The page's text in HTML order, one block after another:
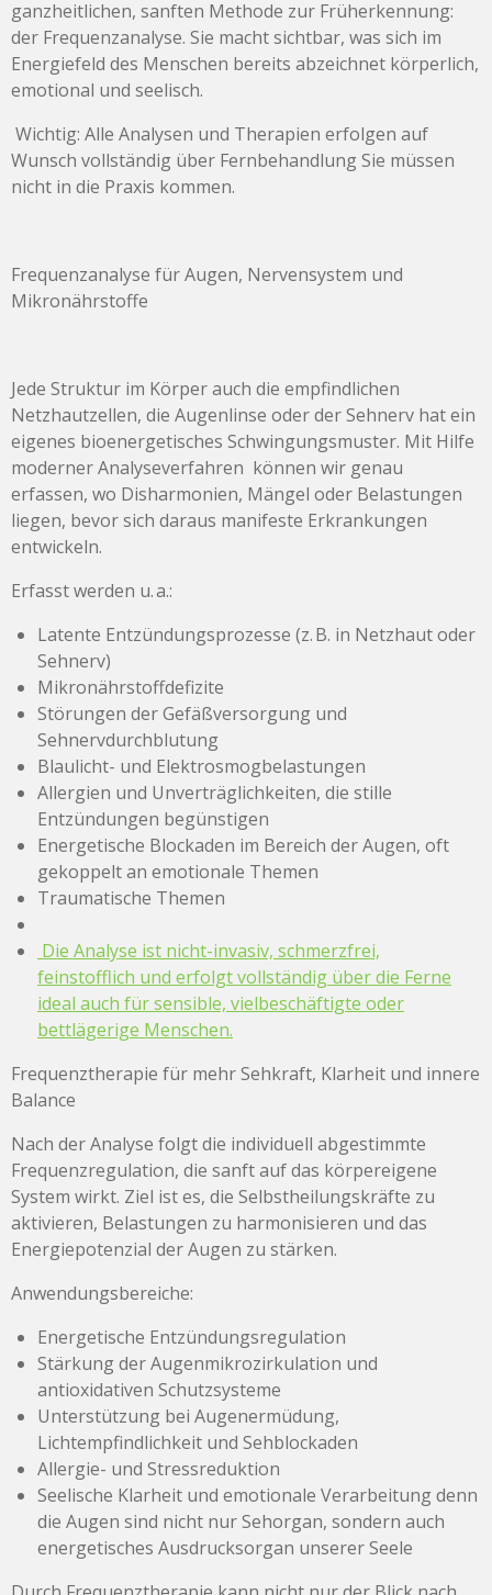
ganzheitlichen, sanften Methode zur Früherkennung:
der Frequenzanalyse. Sie macht sichtbar, was sich im
Energiefeld des Menschen bereits abzeichnet körperlich,
emotional und seelisch.
Wichtig: Alle Analysen und Therapien erfolgen auf
Wunsch vollständig über Fernbehandlung Sie müssen
nicht in die Praxis kommen.
Frequenzanalyse für Augen, Nervensystem und
Mikronährstoffe
Jede Struktur im Körper auch die empfindlichen
Netzhautzellen, die Augenlinse oder der Sehnerv hat ein
eigenes bioenergetisches Schwingungsmuster. Mit Hilfe
moderner Analyseverfahren können wir genau
erfassen, wo Disharmonien, Mängel oder Belastungen
liegen, bevor sich daraus manifeste Erkrankungen
entwickeln.
Erfasst werden u. a.:
Latente Entzündungsprozesse (z. B. in Netzhaut oder
Sehnerv)
Mikronährstoffdefizite
Störungen der Gefäßversorgung und
Sehnervdurchblutung
Blaulicht- und Elektrosmogbelastungen
Allergien und Unverträglichkeiten, die stille
Entzündungen begünstigen
Energetische Blockaden im Bereich der Augen, oft
gekoppelt an emotionale Themen
Traumatische Themen
Die Analyse ist nicht-invasiv, schmerzfrei,
feinstofflich und erfolgt vollständig über die Ferne
ideal auch für sensible, vielbeschäftigte oder
bettlägerige Menschen.
Frequenztherapie für mehr Sehkraft, Klarheit und innere
Balance
Nach der Analyse folgt die individuell abgestimmte
Frequenzregulation, die sanft auf das körpereigene
System wirkt. Ziel ist es, die Selbstheilungskräfte zu
aktivieren, Belastungen zu harmonisieren und das
Energiepotenzial der Augen zu stärken.
Anwendungsbereiche:
Energetische Entzündungsregulation
Stärkung der Augenmikrozirkulation und
antioxidativen Schutzsysteme
Unterstützung bei Augenermüdung,
Lichtempfindlichkeit und Sehblockaden
Allergie- und Stressreduktion
Seelische Klarheit und emotionale Verarbeitung denn
die Augen sind nicht nur Sehorgan, sondern auch
energetisches Ausdrucksorgan unserer Seele